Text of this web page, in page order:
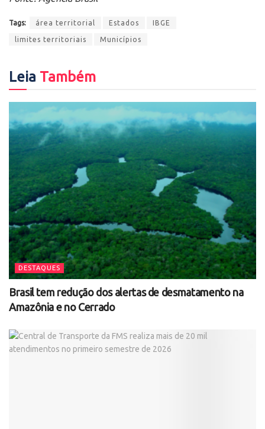
Tags: área territorial Estados IBGE
limites territoriais Municípios
Leia Também
DESTAQUES
Brasil tem redução dos alertas de desmatamento na
Amazônia e no Cerrado